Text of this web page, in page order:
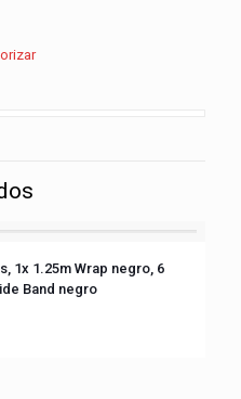
1x 1.25m Wrap negro, 6
Band negro